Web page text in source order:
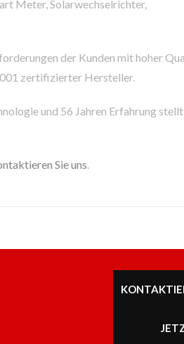
Meter, Solarwechselrichter,
der Kunden mit hoher
zertifizierter Hersteller.
und 56 Jahren Erfahrung stellt
Sie uns.